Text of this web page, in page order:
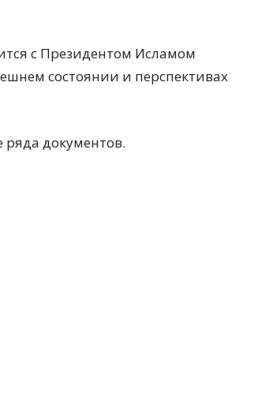
с Президентом Исламом
состоянии и перспективах
документов.